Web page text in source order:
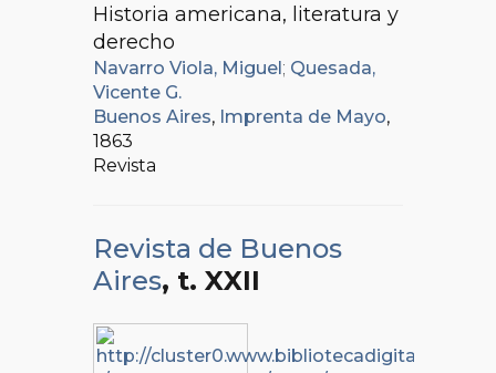
Historia americana, literatura y
derecho
Navarro Viola, Miguel ; Quesada,
Vicente G.
Buenos Aires, Imprenta de Mayo,
1863
Revista
Revista de Buenos
Aires, t. XXII